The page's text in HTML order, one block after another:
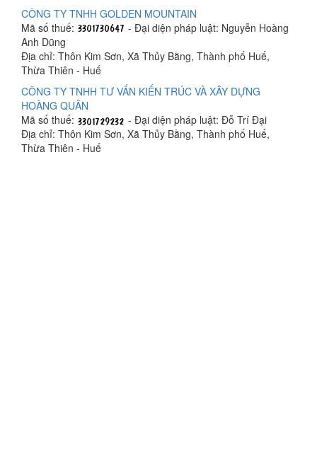
CÔNG TY TNHH GOLDEN MOUNTAIN
Mã số thuế:
- Đại diện pháp luật: Nguyễn Hoàng
Anh Dũng
Địa chỉ: Thôn Kim Sơn, Xã Thủy Bằng, Thành phố Huế,
Thừa Thiên - Huế
CÔNG TY TNHH TƯ VẤN KIẾN TRÚC VÀ XÂY DỰNG
HOÀNG QUÂN
Mã số thuế:
- Đại diện pháp luật: Đỗ Trí Đại
Địa chỉ: Thôn Kim Sơn, Xã Thủy Bằng, Thành phố Huế,
Thừa Thiên - Huế